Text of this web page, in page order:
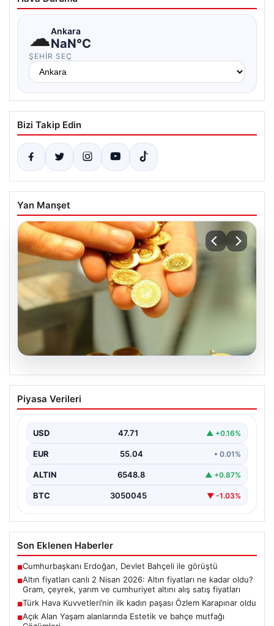
☁Ankara
NaN°C
ŞEHIR SEÇ
Bizi Takip Edin
Yan Manşet
05.08.2026
Altın fiyatları canlı 2 Nisan 2026: Altın
fiyatları ne kadar oldu? Gram, çeyrek,
fiyatları
Piyasa Verileri
USD 47.71 ▲ +0.16%
EUR 55.04 • 0.01%
ALTIN 6548.8 ▲ +0.87%
BTC 3050045 ▼ -1.03%
Son Eklenen Haberler
■Cumhurbaşkanı Erdoğan, Devlet Bahçeli ile görüştü
■Altın fiyatları canlı 2 Nisan 2026: Altın fiyatları ne kadar oldu?
Gram, çeyrek, yarım ve cumhuriyet altını alış satış fiyatları
■Türk Hava Kuvvetleri’nin ilk kadın paşası Özlem Karapınar oldu
■Açık Alan Yaşam alanlarında Estetik ve bahçe mutfağı